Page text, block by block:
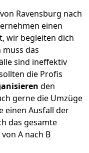
Ravensburg nach
einen
wir begleiten dich
das
sind ineffektiv
die Profis
den
gerne die Umzüge
einen Ausfall der
das gesamte
A nach B